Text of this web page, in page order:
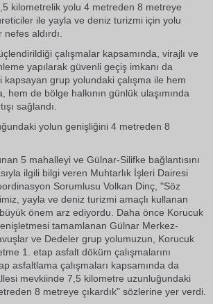
kilometrelik yolu 4 metreden 8 metreye
ile yayla ve deniz turizmi için yolu
aldırdı.
çalışmalar kapsamında, virajlı ve
yapılarak güvenli geçiş imkanı da
kapsayan grup yolundaki çalışma ile hem
hem de bölge halkının günlük ulaşımında
sağlandı.
yolun genişliğini 4 metreden 8
5 mahalleyi ve Gülnar-Silifke bağlantısını
ilgili bilgi veren Muhtarlık İşleri Dairesi
Sorumlusu Volkan Dinç, "Söz
yayla ve deniz turizmi amaçlı kullanan
önem arz ediyordu. Daha önce Korucuk
tamamlanan Gülnar Merkez-
ve Dedeler grup yolumuzun, Korucuk
1. etap asfalt döküm çalışmalarını
asfaltlama çalışmaları kapsamında da
mevkiinde 7,5 kilometre uzunluğundaki
8 metreye çıkardık" sözlerine yer verdi.